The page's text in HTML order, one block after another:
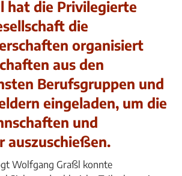
hat die Privilegierte
die
organisiert
aus den
Berufsgruppen und
eingeladen, um die
und
auszuschießen.
Wolfgang Graßl konnte